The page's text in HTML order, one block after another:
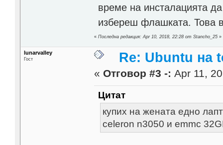
време на инсталацията
избереш флашката. Това
«Последна редакция: Apr 10, 2018, 22:28 от Stancho_25 »
lunarvalley
Гост Re: Ubuntu на
« Отговор #3 -: Apr 11,
Цитат
купих на жената едно
celeron n3050 и emmc